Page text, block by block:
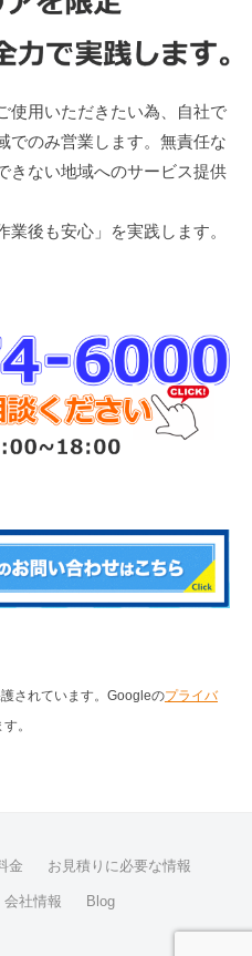
使用いただきたい為、自社で
でのみ営業します。無責任な
きない地域へのサービス提供
後も安心」を実践します。
されています。Googleのプライバ
。
金 お見積りに必要な情報
会社情報 Blog